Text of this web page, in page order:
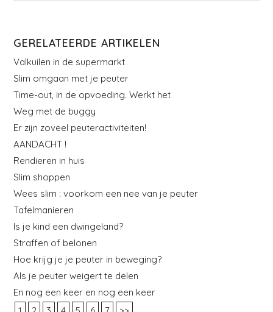
GERELATEERDE ARTIKELEN
Valkuilen in de supermarkt
Slim omgaan met je peuter
Time-out, in de opvoeding. Werkt het
Weg met de buggy
Er zijn zoveel peuteractiviteiten!
AANDACHT !
Rendieren in huis
Slim shoppen
Wees slim : voorkom een nee van je peuter
Tafelmanieren
Is je kind een dwingeland?
Straffen of belonen
Hoe krijg je je peuter in beweging?
Als je peuter weigert te delen
En nog een keer en nog een keer